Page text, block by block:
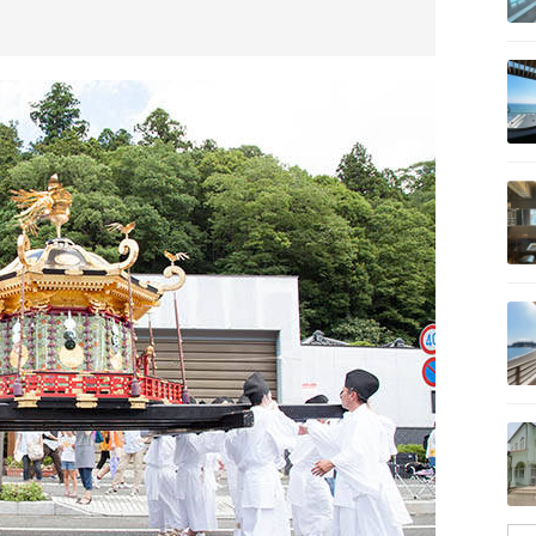
記事を読む
記事を読む
記事を読む